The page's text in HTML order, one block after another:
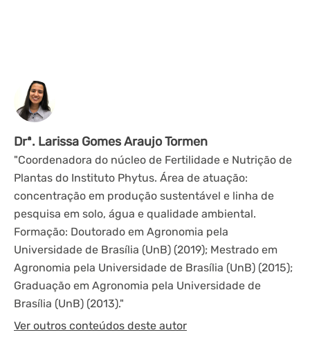
Drª. Larissa Gomes Araujo Tormen
"Coordenadora do núcleo de Fertilidade e Nutrição de
Plantas do Instituto Phytus. Área de atuação:
concentração em produção sustentável e linha de
pesquisa em solo, água e qualidade ambiental.
Formação: Doutorado em Agronomia pela
Universidade de Brasília (UnB) (2019); Mestrado em
Agronomia pela Universidade de Brasília (UnB) (2015);
Graduação em Agronomia pela Universidade de
Brasília (UnB) (2013)."
Ver outros conteúdos deste autor